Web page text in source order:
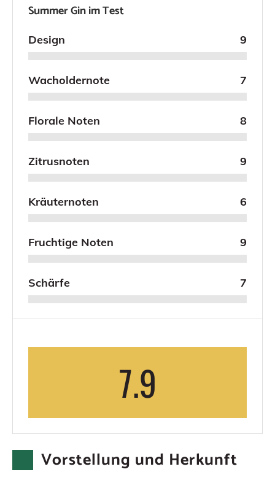
Summer Gin im Test
Design 9
Wacholdernote 7
Florale Noten 8
Zitrusnoten 9
Kräuternoten 6
Fruchtige Noten 9
Schärfe 7
7.9
Vorstellung und Herkunft